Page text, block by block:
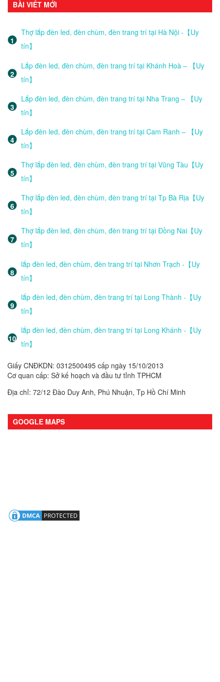
BÀI VIẾT MỚI
Thợ lắp đèn led, đèn chùm, đèn trang trí tại Hà Nội -【Uy
tín】
Lắp đèn led, đèn chùm, đèn trang trí tại Khánh Hoà – 【Uy
tín】
Lắp đèn led, đèn chùm, đèn trang trí tại Nha Trang – 【Uy
tín】
Lắp đèn led, đèn chùm, đèn trang trí tại Cam Ranh – 【Uy
tín】
Thợ lắp đèn led, đèn chùm, đèn trang trí tại Vũng Tàu【Uy
tín】
Thợ lắp đèn led, đèn chùm, đèn trang trí tại Tp Bà Rịa【Uy
tín】
Thợ lắp đèn led, đèn chùm, đèn trang trí tại Đồng Nai【Uy
tín】
lắp đèn led, đèn chùm, đèn trang trí tại Nhơn Trạch -【Uy
tín】
lắp đèn led, đèn chùm, đèn trang trí tại Long Thành -【Uy
tín】
lắp đèn led, đèn chùm, đèn trang trí tại Long Khánh -【Uy
tín】
Giấy CNĐKDN: 0312500495 cấp ngày 15/10/2013
Cơ quan cấp: Sở kế hoạch và đầu tư tỉnh TPHCM
Địa chỉ: 72/12 Đào Duy Anh, Phú Nhuận, Tp Hồ Chí Minh
GOOGLE MAPS